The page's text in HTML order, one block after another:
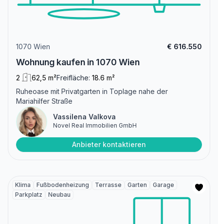
1070 Wien € 616.550
Wohnung kaufen in 1070 Wien
2 62,5 m²Freifläche: 18.6 m²
Ruheoase mit Privatgarten in Toplage nahe der
Mariahilfer Straße
Vassilena Valkova
Novel Real Immobilien GmbH
Anbieter kontaktieren
Klima Fußbodenheizung Terrasse Garten
Garage
Parkplatz
Neubau